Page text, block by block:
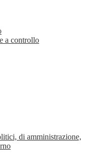
a controllo
di amministrazione,